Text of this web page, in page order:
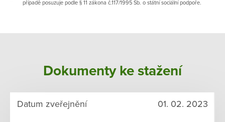
případě posuzuje podle § 11 zákona č.117/1995 Sb. o státní sociální podpoře.
Dokumenty ke stažení
01. 02. 2023